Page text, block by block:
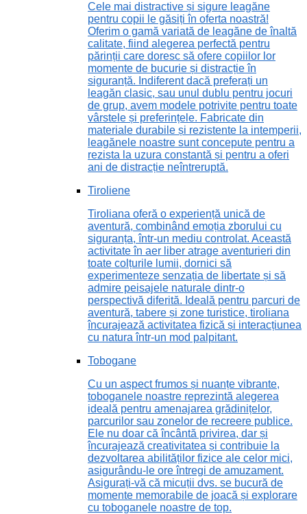
Cele mai distractive și sigure leagăne
pentru copii le găsiți în oferta noastră!
Oferim o gamă variată de leagăne de înaltă
calitate, fiind alegerea perfectă pentru
părinții care doresc să ofere copiilor lor
momente de bucurie și distracție în
siguranță. Indiferent dacă preferați un
leagăn clasic, sau unul dublu pentru jocuri
de grup, avem modele potrivite pentru toate
vârstele și preferințele. Fabricate din
materiale durabile și rezistente la intemperii,
leagănele noastre sunt concepute pentru a
rezista la uzura constantă și pentru a oferi
ani de distracție neîntreruptă.
Tiroliene
Tiroliana oferă o experiență unică de
aventură, combinând emoția zborului cu
siguranța, într-un mediu controlat. Această
activitate în aer liber atrage aventurieri din
toate colțurile lumii, dornici să
experimenteze senzația de libertate și să
admire peisajele naturale dintr-o
perspectivă diferită. Ideală pentru parcuri de
aventură, tabere și zone turistice, tiroliana
încurajează activitatea fizică și interacțiunea
cu natura într-un mod palpitant.
Tobogane
Cu un aspect frumos și nuanțe vibrante,
toboganele noastre reprezintă alegerea
ideală pentru amenajarea grădinițelor,
parcurilor sau zonelor de recreere publice.
Ele nu doar că încântă privirea, dar și
încurajează creativitatea și contribuie la
dezvoltarea abilităților fizice ale celor mici,
asigurându-le ore întregi de amuzament.
Asigurați-vă că micuții dvs. se bucură de
momente memorabile de joacă și explorare
cu toboganele noastre de top.